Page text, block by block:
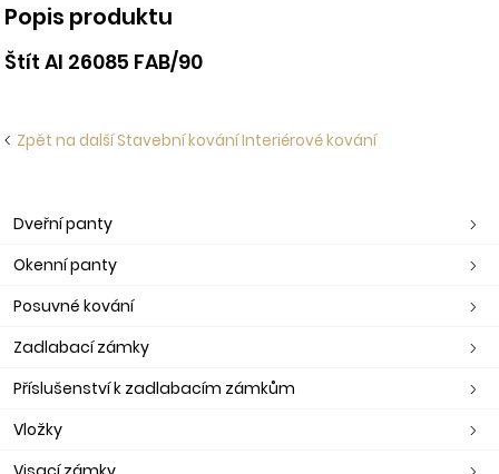
Popis produktu
Štít Al 26085 FAB/90
Zpět na další Stavební kování Interiérové kování
Dveřní panty
Okenní panty
Posuvné kování
Zadlabací zámky
Příslušenství k zadlabacím zámkům
Vložky